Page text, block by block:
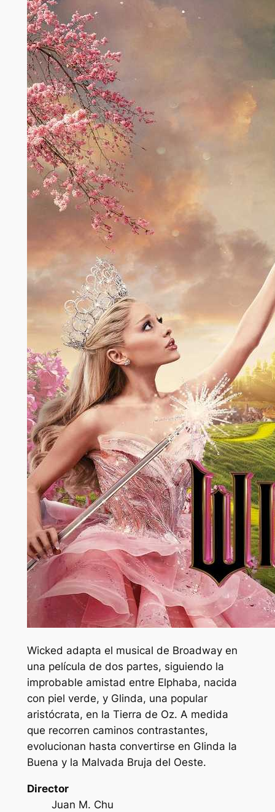
Wicked adapta el musical de Broadway en
una película de dos partes, siguiendo la
improbable amistad entre Elphaba, nacida
con piel verde, y Glinda, una popular
aristócrata, en la Tierra de Oz. A medida
que recorren caminos contrastantes,
evolucionan hasta convertirse en Glinda la
Buena y la Malvada Bruja del Oeste.
Director
Juan M. Chu